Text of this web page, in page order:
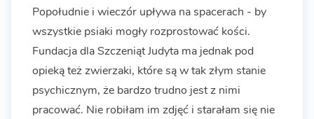
Popołudnie i wieczór upływa na spacerach - by
wszystkie psiaki mogły rozprostować kości.
Fundacja dla Szczeniąt Judyta ma jednak pod
opieką też zwierzaki, które są w tak złym stanie
psychicznym, że bardzo trudno jest z nimi
pracować. Nie robiłam im zdjęć i starałam się nie